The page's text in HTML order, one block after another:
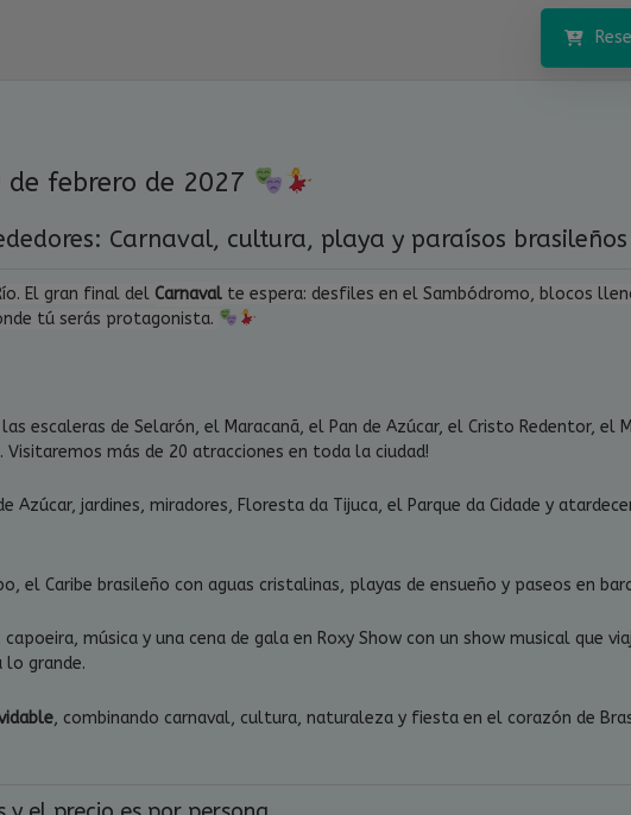
de febrero de 2027
Carnaval, cultura, playa y paraísos brasileños
El gran final del Carnaval te espera: desfiles en el Sambódromo, blocos
tú serás protagonista.
escaleras de Selarón, el Maracanã, el Pan de Azúcar, el Cristo Redentor, el
Visitaremos más de 20 atracciones en toda la ciudad!
Azúcar, jardines, miradores, Floresta da Tijuca, el Parque da Cidade y
el Caribe brasileño con aguas cristalinas, playas de ensueño y paseos en
música y una cena de gala en Roxy Show con un show musical que
lo grande.
, combinando carnaval, cultura, naturaleza y fiesta en el corazón de